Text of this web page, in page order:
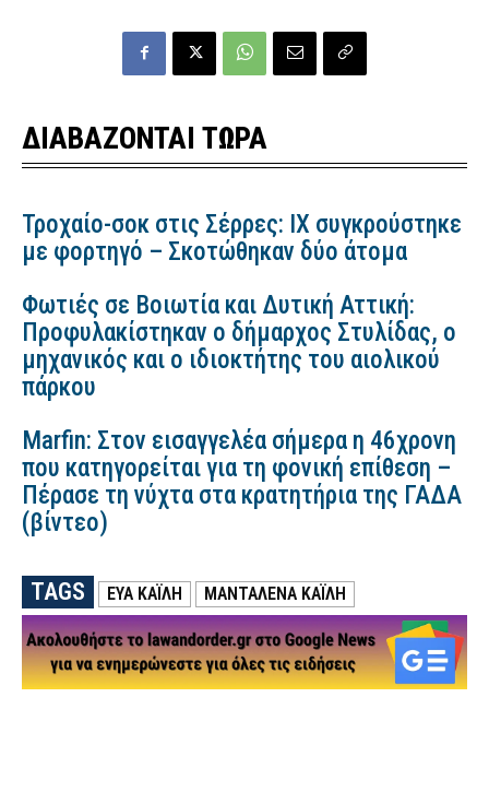
ΔΙΑΒΑΖΟΝΤΑΙ ΤΩΡΑ
Τροχαίο-σοκ στις Σέρρες: ΙΧ συγκρούστηκε
με φορτηγό – Σκοτώθηκαν δύο άτομα
Φωτιές σε Βοιωτία και Δυτική Αττική:
Προφυλακίστηκαν ο δήμαρχος Στυλίδας, ο
μηχανικός και ο ιδιοκτήτης του αιολικού
πάρκου
Marfin: Στον εισαγγελέα σήμερα η 46χρονη
που κατηγορείται για τη φονική επίθεση –
Πέρασε τη νύχτα στα κρατητήρια της ΓΑΔΑ
(βίντεο)
TAGS ΕΎΑ ΚΑΪΛΉ ΜΑΝΤΑΛΈΝΑ ΚΑΪΛΉ